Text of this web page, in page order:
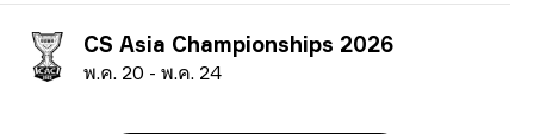
CS Asia Championships 2026
พ.ค. 20 - พ.ค. 24